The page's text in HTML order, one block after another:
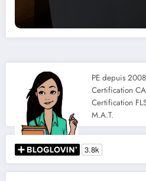
PE depuis 2008
Certification
Certification
M.A.T.